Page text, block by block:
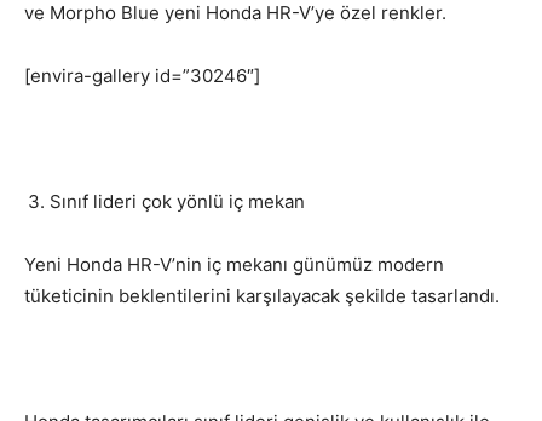
ve Morpho Blue yeni Honda HR-V’ye özel renkler.
[envira-gallery id=”30246″]
Sınıf lideri çok yönlü iç mekan
Yeni Honda HR-V’nin iç mekanı günümüz modern
tüketicinin beklentilerini karşılayacak şekilde tasarlandı.